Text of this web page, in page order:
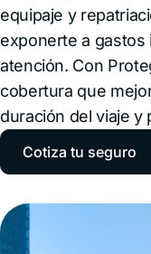
equipaje y
exponerte a gastos
atención. Con
cobertura que
duración del viaje y
Cotiza tu seguro